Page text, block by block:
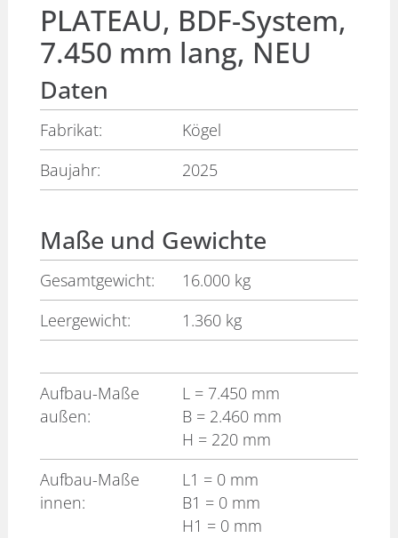
PLATEAU, BDF-System,
7.450 mm lang, NEU
Daten
Fabrikat:
Kögel
Baujahr:
2025
Maße und Gewichte
Gesamtgewicht:
16.000 kg
Leergewicht:
1.360 kg
Aufbau-Maße
außen:
L = 7.450 mm
B = 2.460 mm
H = 220 mm
Aufbau-Maße
innen:
L1 = 0 mm
B1 = 0 mm
H1 = 0 mm